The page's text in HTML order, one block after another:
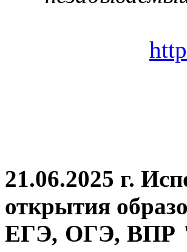
21.06.2025 г.
открытия
ЕГЭ, ОГЭ, ВПР